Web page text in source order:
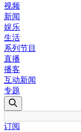
视频
新闻
娱乐
生活
系列节目
直播
播客
互动新闻
专题
订阅